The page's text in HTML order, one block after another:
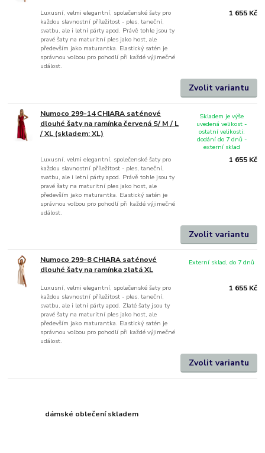
Luxusní, velmi elegantní, společenské šaty pro
každou slavnostní příležitost - ples, taneční,
svatbu, ale i letní párty apod. Právě tohle jsou ty
pravé šaty na maturitní ples jako host, ale
především jako maturantka. Elastický satén je
správnou volbou pro pohodlí při každé výjimečné
událost.
1 655 Kč
Zvolit variantu
Numoco 299-14 CHIARA saténové
dlouhé šaty na ramínka červená S/ M / L
/ XL (skladem: XL)
Luxusní, velmi elegantní, společenské šaty pro
každou slavnostní příležitost - ples, taneční,
svatbu, ale i letní párty apod. Právě tohle jsou ty
pravé šaty na maturitní ples jako host, ale
především jako maturantka. Elastický satén je
správnou volbou pro pohodlí při každé výjimečné
událost.
1 655 Kč
Skladem je výše
uvedená velikost -
ostatní velikosti:
dodání do 7 dnů -
externí sklad
Zvolit variantu
Numoco 299-8 CHIARA saténové
dlouhé šaty na ramínka zlatá XL
Luxusní, velmi elegantní, společenské šaty pro
každou slavnostní příležitost - ples, taneční,
svatbu, ale i letní párty apod. Zlaté šaty jsou ty
pravé šaty na maturitní ples jako host, ale
především jako maturantka. Elastický satén je
správnou volbou pro pohodlí při každé výjimečné
událost.
1 655 Kč
Externí sklad, do 7 dnů
Zvolit variantu
dámské oblečení skladem